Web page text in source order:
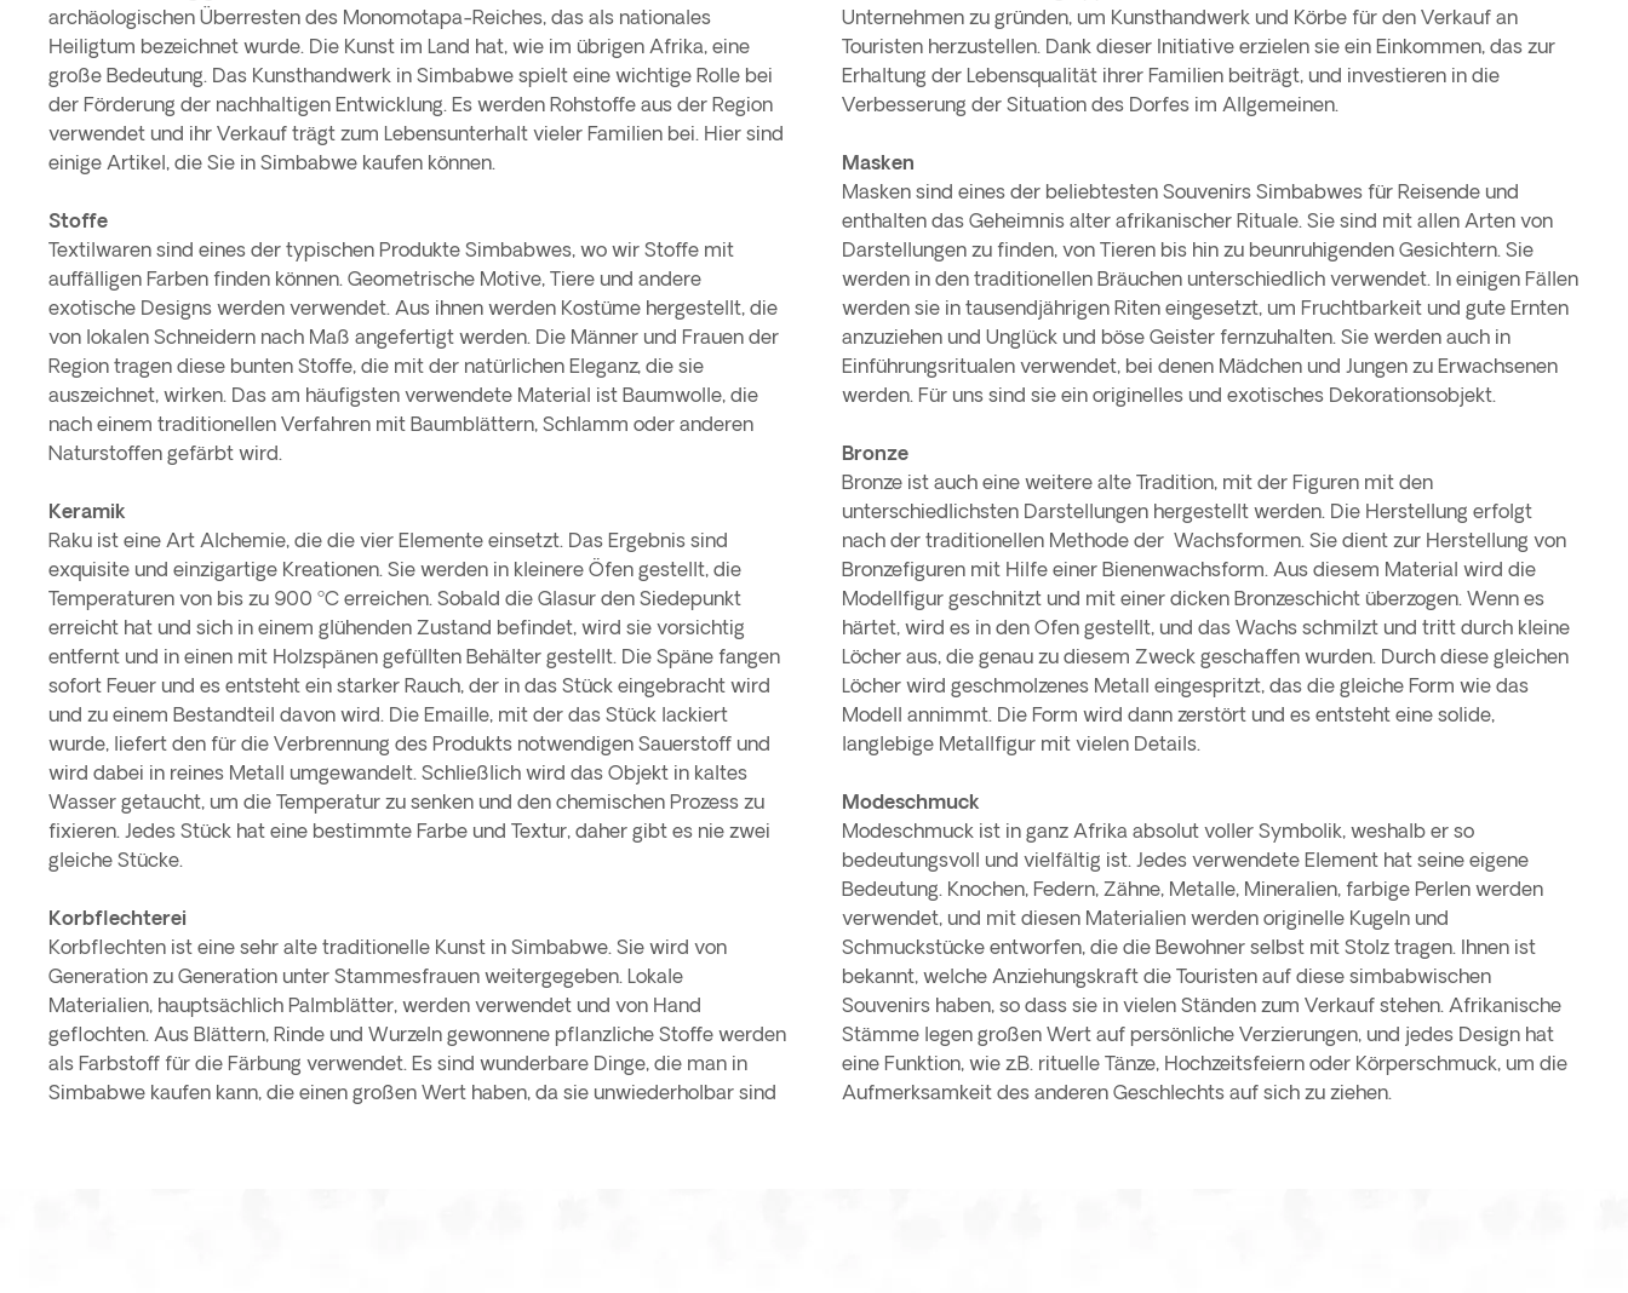
archäologischen Überresten des Monomotapa-Reiches, das als nationales
Heiligtum bezeichnet wurde. Die Kunst im Land hat, wie im übrigen Afrika, eine
große Bedeutung. Das Kunsthandwerk in Simbabwe spielt eine wichtige Rolle bei
der Förderung der nachhaltigen Entwicklung. Es werden Rohstoffe aus der Region
verwendet und ihr Verkauf trägt zum Lebensunterhalt vieler Familien bei. Hier sind
einige Artikel, die Sie in Simbabwe kaufen können.
Stoffe
Textilwaren sind eines der typischen Produkte Simbabwes, wo wir Stoffe mit
auffälligen Farben finden können. Geometrische Motive, Tiere und andere
exotische Designs werden verwendet. Aus ihnen werden Kostüme hergestellt, die
von lokalen Schneidern nach Maß angefertigt werden. Die Männer und Frauen der
Region tragen diese bunten Stoffe, die mit der natürlichen Eleganz, die sie
auszeichnet, wirken. Das am häufigsten verwendete Material ist Baumwolle, die
nach einem traditionellen Verfahren mit Baumblättern, Schlamm oder anderen
Naturstoffen gefärbt wird.
Keramik
Raku ist eine Art Alchemie, die die vier Elemente einsetzt. Das Ergebnis sind
exquisite und einzigartige Kreationen. Sie werden in kleinere Öfen gestellt, die
Temperaturen von bis zu 900 ºC erreichen. Sobald die Glasur den Siedepunkt
erreicht hat und sich in einem glühenden Zustand befindet, wird sie vorsichtig
entfernt und in einen mit Holzspänen gefüllten Behälter gestellt. Die Späne fangen
sofort Feuer und es entsteht ein starker Rauch, der in das Stück eingebracht wird
und zu einem Bestandteil davon wird. Die Emaille, mit der das Stück lackiert
wurde, liefert den für die Verbrennung des Produkts notwendigen Sauerstoff und
wird dabei in reines Metall umgewandelt. Schließlich wird das Objekt in kaltes
Wasser getaucht, um die Temperatur zu senken und den chemischen Prozess zu
fixieren. Jedes Stück hat eine bestimmte Farbe und Textur, daher gibt es nie zwei
gleiche Stücke.
Korbflechterei
Korbflechten ist eine sehr alte traditionelle Kunst in Simbabwe. Sie wird von
Generation zu Generation unter Stammesfrauen weitergegeben. Lokale
Materialien, hauptsächlich Palmblätter, werden verwendet und von Hand
geflochten. Aus Blättern, Rinde und Wurzeln gewonnene pflanzliche Stoffe werden
als Farbstoff für die Färbung verwendet. Es sind wunderbare Dinge, die man in
Simbabwe kaufen kann, die einen großen Wert haben, da sie unwiederholbar sind
Unternehmen zu gründen, um Kunsthandwerk und Körbe für den Verkauf an
Touristen herzustellen. Dank dieser Initiative erzielen sie ein Einkommen, das zur
Erhaltung der Lebensqualität ihrer Familien beiträgt, und investieren in die
Verbesserung der Situation des Dorfes im Allgemeinen.
Masken
Masken sind eines der beliebtesten Souvenirs Simbabwes für Reisende und
enthalten das Geheimnis alter afrikanischer Rituale. Sie sind mit allen Arten von
Darstellungen zu finden, von Tieren bis hin zu beunruhigenden Gesichtern. Sie
werden in den traditionellen Bräuchen unterschiedlich verwendet. In einigen Fällen
werden sie in tausendjährigen Riten eingesetzt, um Fruchtbarkeit und gute Ernten
anzuziehen und Unglück und böse Geister fernzuhalten. Sie werden auch in
Einführungsritualen verwendet, bei denen Mädchen und Jungen zu Erwachsenen
werden. Für uns sind sie ein originelles und exotisches Dekorationsobjekt.
Bronze
Bronze ist auch eine weitere alte Tradition, mit der Figuren mit den
unterschiedlichsten Darstellungen hergestellt werden. Die Herstellung erfolgt
nach der traditionellen Methode der Wachsformen. Sie dient zur Herstellung von
Bronzefiguren mit Hilfe einer Bienenwachsform. Aus diesem Material wird die
Modellfigur geschnitzt und mit einer dicken Bronzeschicht überzogen. Wenn es
härtet, wird es in den Ofen gestellt, und das Wachs schmilzt und tritt durch kleine
Löcher aus, die genau zu diesem Zweck geschaffen wurden. Durch diese gleichen
Löcher wird geschmolzenes Metall eingespritzt, das die gleiche Form wie das
Modell annimmt. Die Form wird dann zerstört und es entsteht eine solide,
langlebige Metallfigur mit vielen Details.
Modeschmuck
Modeschmuck ist in ganz Afrika absolut voller Symbolik, weshalb er so
bedeutungsvoll und vielfältig ist. Jedes verwendete Element hat seine eigene
Bedeutung. Knochen, Federn, Zähne, Metalle, Mineralien, farbige Perlen werden
verwendet, und mit diesen Materialien werden originelle Kugeln und
Schmuckstücke entworfen, die die Bewohner selbst mit Stolz tragen. Ihnen ist
bekannt, welche Anziehungskraft die Touristen auf diese simbabwischen
Souvenirs haben, so dass sie in vielen Ständen zum Verkauf stehen. Afrikanische
Stämme legen großen Wert auf persönliche Verzierungen, und jedes Design hat
eine Funktion, wie z.B. rituelle Tänze, Hochzeitsfeiern oder Körperschmuck, um die
Aufmerksamkeit des anderen Geschlechts auf sich zu ziehen.